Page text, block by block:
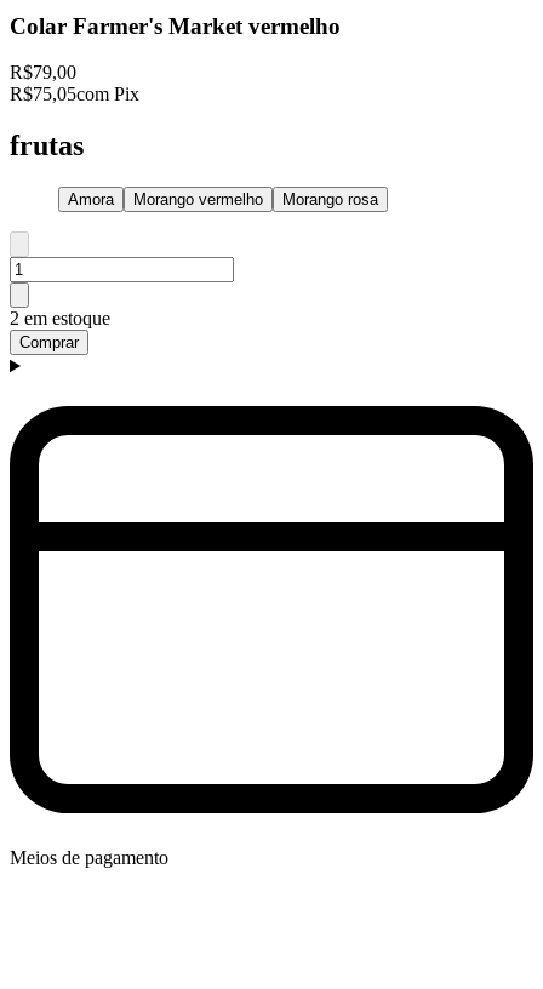
Colar Farmer's Market vermelho
R$79,00
R$75,05com Pix
frutas
Amora Morango vermelho Morango rosa
2 em estoque
Comprar
Meios de pagamento